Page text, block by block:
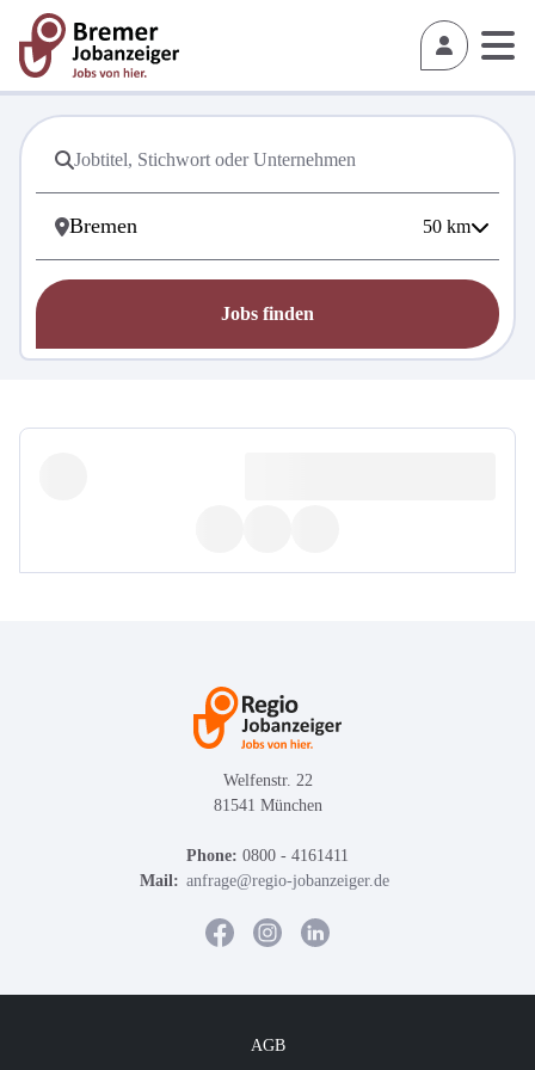
50 km
Jobs finden
Welfenstr. 22
81541 München
Phone: 0800 - 4161411
Mail: anfrage@regio-jobanzeiger.de
AGB